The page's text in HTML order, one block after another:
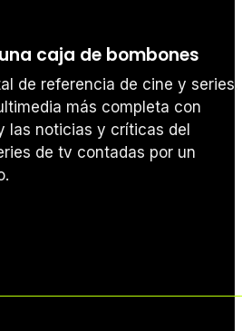
caja de bombones
de referencia de cine y series.
más completa con
las noticias y críticas del
de tv contadas por un